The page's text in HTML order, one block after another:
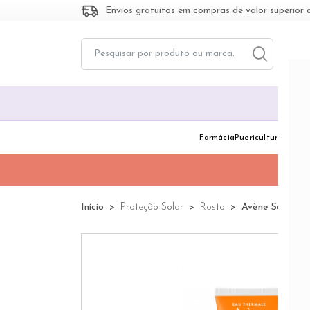
Envios gratuitos em compras de valor
FarmáciaToggle
Puericultura
Início Proteção Solar Rosto Avène Solar